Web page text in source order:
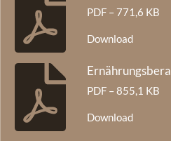
PDF – 771,6 KB
Download
PDF – 855,1 KB
Download